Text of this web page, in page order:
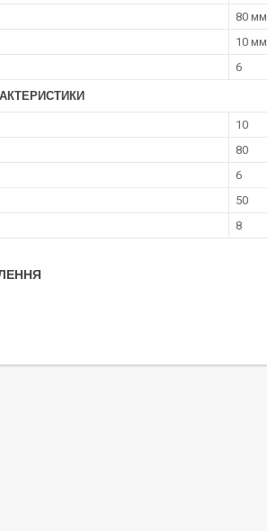
80 мм
10 мм
6
10
80
6
50
8